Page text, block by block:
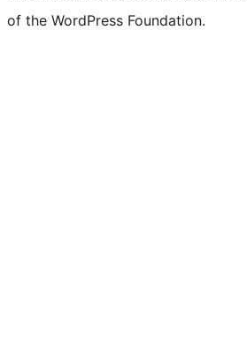
of the WordPress Foundation.